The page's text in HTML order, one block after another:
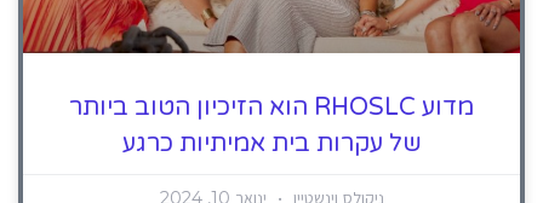
מדוע RHOSLC הוא הזיכיון הטוב ביותר
של עקרות בית אמיתיות כרגע
ניקולס וינשטיין ינואר 10, 2024